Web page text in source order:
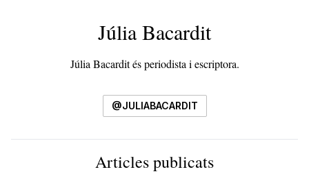
Júlia Bacardit
Júlia Bacardit és periodista i escriptora.
@JULIABACARDIT
Articles publicats